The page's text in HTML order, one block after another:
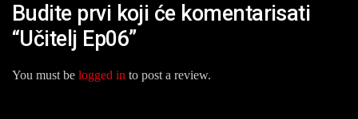
Budite prvi koji će komentarisati
“Učitelj Ep06”
You must be logged in to post a review.